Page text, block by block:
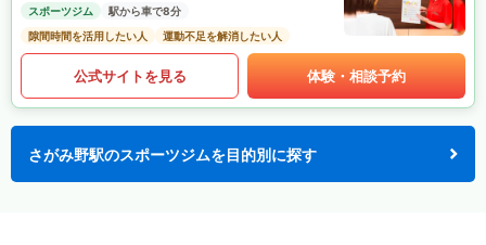
スポーツジム
駅から車で8分
隙間時間を活用したい人
運動不足を解消したい人
公式サイトを見る 体験・相談予約
さがみ野駅のスポーツジムを目的別に探す